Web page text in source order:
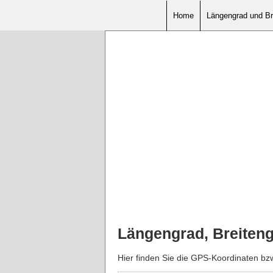
Home Längengrad und
Längengrad,
Hier finden Sie die GPS-Koordinaten